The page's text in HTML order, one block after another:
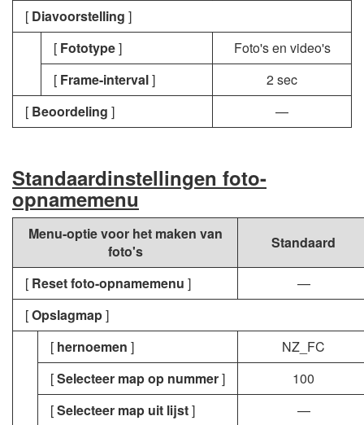
[ Diavoorstelling ]
[ Fototype]
Foto's en video's
[ Frame-interval]
2 sec
[ Beoordeling ] —
Standaardinstellingen foto-
opnamemenu
Menu-optie voor het maken van
foto's
Standaard
[ Reset foto-opnamemenu ]
—
[Opslagmap]
[ hernoemen ]
NZ_FC
[Selecteer map op nummer]
100
[Selecteer map uit lijst]
—